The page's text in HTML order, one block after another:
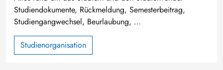
Studiendokumente, Rückmeldung, Semesterbeitrag,
Studiengangwechsel, Beurlaubung, …
Studienorganisation